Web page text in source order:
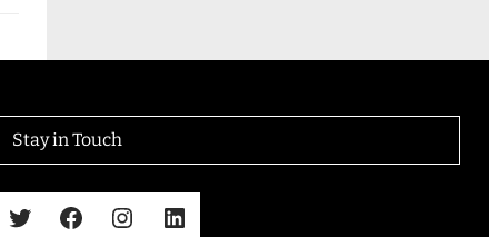
Stay in Touch
Twitter Facebook Instagram LinkedIn